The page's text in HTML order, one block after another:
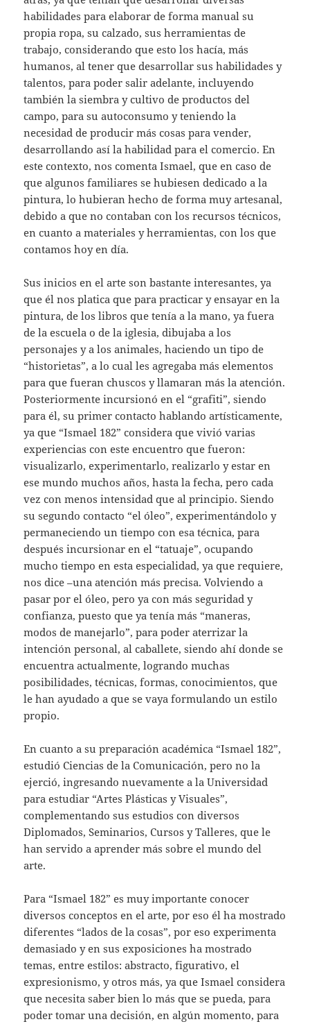
habilidades para elaborar de forma manual su
propia ropa, su calzado, sus herramientas de
trabajo, considerando que esto los hacía, más
humanos, al tener que desarrollar sus habilidades y
talentos, para poder salir adelante, incluyendo
también la siembra y cultivo de productos del
campo, para su autoconsumo y teniendo la
necesidad de producir más cosas para vender,
desarrollando así la habilidad para el comercio. En
este contexto, nos comenta Ismael, que en caso de
que algunos familiares se hubiesen dedicado a la
pintura, lo hubieran hecho de forma muy artesanal,
debido a que no contaban con los recursos técnicos,
en cuanto a materiales y herramientas, con los que
contamos hoy en día.
Sus inicios en el arte son bastante interesantes, ya
que él nos platica que para practicar y ensayar en la
pintura, de los libros que tenía a la mano, ya fuera
de la escuela o de la iglesia, dibujaba a los
personajes y a los animales, haciendo un tipo de
“historietas”, a lo cual les agregaba más elementos
para que fueran chuscos y llamaran más la atención.
Posteriormente incursionó en el “grafiti”, siendo
para él, su primer contacto hablando artísticamente,
ya que “Ismael 182” considera que vivió varias
experiencias con este encuentro que fueron:
visualizarlo, experimentarlo, realizarlo y estar en
ese mundo muchos años, hasta la fecha, pero cada
vez con menos intensidad que al principio. Siendo
su segundo contacto “el óleo”, experimentándolo y
permaneciendo un tiempo con esa técnica, para
después incursionar en el “tatuaje”, ocupando
mucho tiempo en esta especialidad, ya que requiere,
nos dice –una atención más precisa. Volviendo a
pasar por el óleo, pero ya con más seguridad y
confianza, puesto que ya tenía más “maneras,
modos de manejarlo”, para poder aterrizar la
intención personal, al caballete, siendo ahí donde se
encuentra actualmente, logrando muchas
posibilidades, técnicas, formas, conocimientos, que
le han ayudado a que se vaya formulando un estilo
propio.
En cuanto a su preparación académica “Ismael 182”,
estudió Ciencias de la Comunicación, pero no la
ejerció, ingresando nuevamente a la Universidad
para estudiar “Artes Plásticas y Visuales”,
complementando sus estudios con diversos
Diplomados, Seminarios, Cursos y Talleres, que le
han servido a aprender más sobre el mundo del
arte.
Para “Ismael 182” es muy importante conocer
diversos conceptos en el arte, por eso él ha mostrado
diferentes “lados de la cosas”, por eso experimenta
demasiado y en sus exposiciones ha mostrado
temas, entre estilos: abstracto, figurativo, el
expresionismo, y otros más, ya que Ismael considera
que necesita saber bien lo más que se pueda, para
poder tomar una decisión, en algún momento, para